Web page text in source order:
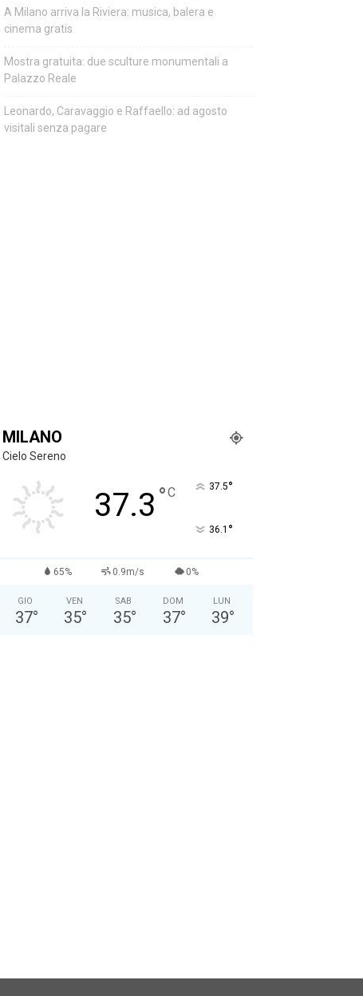
A Milano arriva la Riviera: musica, balera e
cinema gratis
Mostra gratuita: due sculture monumentali a
Palazzo Reale
Leonardo, Caravaggio e Raffaello: ad agosto
visitali senza pagare
MILANO
Cielo Sereno
37.3 °C 37.5°
36.1 °
65% 0.9m/s 0%
GIO
37°
VEN
35°
SAB
35°
DOM
37°
LUN
39°